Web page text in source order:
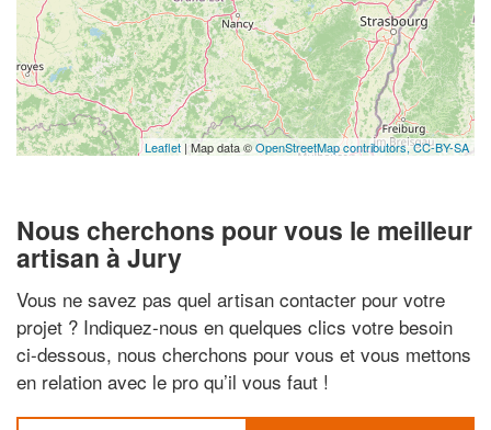
Leaflet | Map data ©OpenStreetMap contributors,CC-BY-SA
Nous cherchons pour vous le meilleur
artisan à Jury
Vous ne savez pas quel artisan contacter pour votre
projet ? Indiquez-nous en quelques clics votre besoin
ci-dessous, nous cherchons pour vous et vous mettons
en relation avec le pro qu’il vous faut !